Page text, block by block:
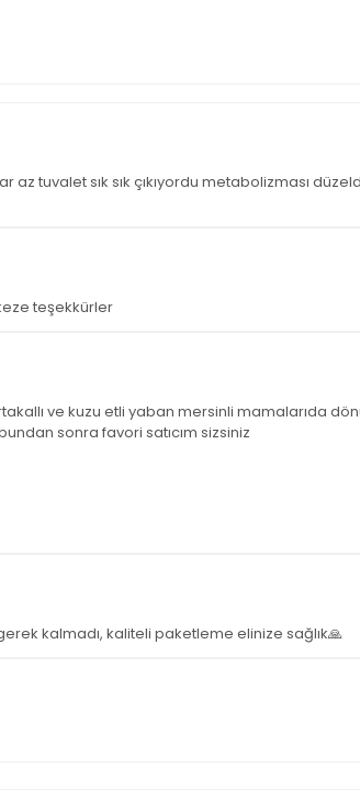
tuvalet sık sık çıkıyordu metabolizması
teşekkürler
ve kuzu etli yaban mersinli mamalarıda
sonra favori satıcım sizsiniz
kalmadı, kaliteli paketleme elinize sağlık🙏